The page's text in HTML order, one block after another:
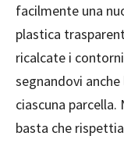
facilmente una
plastica
ricalcate i
segnandovi
ciascuna
basta che